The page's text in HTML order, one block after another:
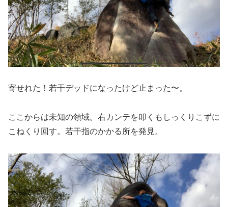
寄せれた！若干デッドになったけど止まった〜。
ここからは未知の領域。右カンテを叩くもしっくりこずに
こねくり回す。若干指のかかる所を発見。